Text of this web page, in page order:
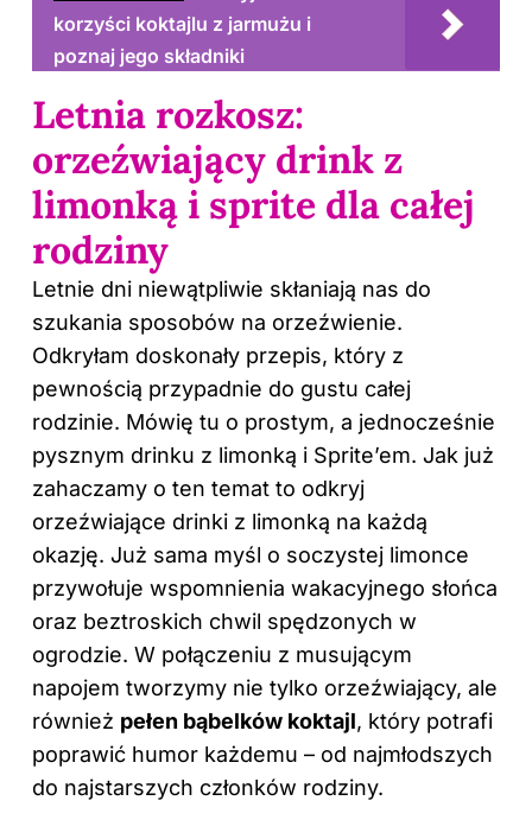
korzyści koktajlu z jarmużu i
poznaj jego składniki
Letnia rozkosz:
orzeźwiający drink z
limonką i sprite dla całej
rodziny
Letnie dni niewątpliwie skłaniają nas do
szukania sposobów na orzeźwienie.
Odkryłam doskonały przepis, który z
pewnością przypadnie do gustu całej
rodzinie. Mówię tu o prostym, a jednocześnie
pysznym drinku z limonką i Sprite’em. Jak już
zahaczamy o ten temat to odkryj
orzeźwiające drinki z limonką na każdą
okazję. Już sama myśl o soczystej limonce
przywołuje wspomnienia wakacyjnego słońca
oraz beztroskich chwil spędzonych w
ogrodzie. W połączeniu z musującym
napojem tworzymy nie tylko orzeźwiający, ale
również pełen bąbelków koktajl, który potrafi
poprawić humor każdemu – od najmłodszych
do najstarszych członków rodziny.